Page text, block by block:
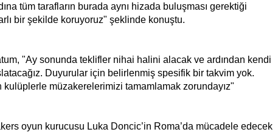
tüm tarafların burada aynı hizada buluşması gerektiği
bir şekilde koruyoruz" şeklinde konuştu.
"Ay sonunda teklifler nihai halini alacak ve ardından kendi
Duyurular için belirlenmiş spesifik bir takvim yok.
kulüplerle müzakerelerimizi tamamlamak zorundayız"
oyun kurucusu Luka Doncic’in Roma’da mücadele edecek